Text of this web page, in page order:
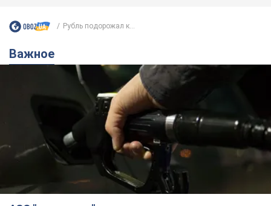
Рубль подорожал к...
Важное